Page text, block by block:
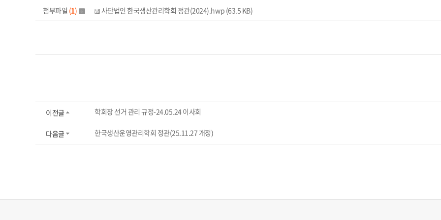
첨부파일 (1) 사단법인 한국생산관리학회 정관(2024).hwp (63.5 KB)
이전글 학회장 선거 관리 규정-24.05.24 이사회
다음글 한국생산운영관리학회 정관(25.11.27 개정)